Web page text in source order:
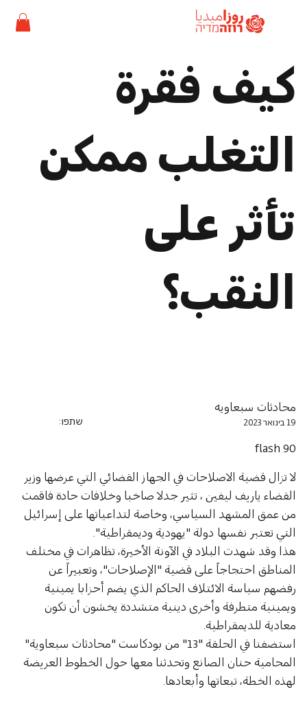
كيف فقرة
التغلب ممكن
تأثر على
النقب؟
שתפו:
محادثات سبعاويه
19 בינואר 2023
flash 90
لا تزال قضية الاصلاحات في الجهاز القضائي التي عرضها وزير
القضاء ياريف ليفين ، تثير جدلا صاخبا وخلافات حادة فاقمت
من عمق المشهد السياسي، وخاصة لتداعياتها على إسرائيل
التي تعتبر نفسها دولة "يهودية وديمقراطية".
هذا وقد شهدت البلاد في الآونة الأخيرة، تظاهرات في مختلف
المناطق احتجاجاً على قضية "الإصلاحات"، وتعبيراً عن
رفضهم سياسة الائتلاف الحاكم الذي يضم أحزابا يمينية
ويمينية متطرفة وأخرى دينية متشددة يخشون أن تكون
معادية للديمقراطية.
استضفنا في الحلقة "13" من بودكاست "محادثات سبعاوية"
المحامية حنان الصانع وتحدثنا معها حول الخطوط العريضة
لهذه الخطة، تبعاتها وأبعادها.